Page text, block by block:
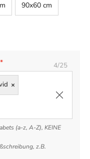
90x60 cm
* 4/25
×
(a-z, A-Z), KEINE
z.B.